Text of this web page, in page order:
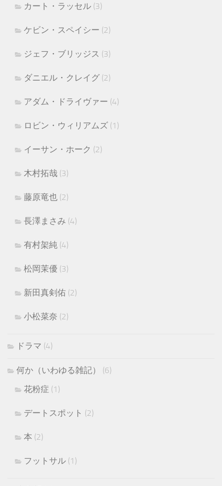
カート・ラッセル (3)
ケビン・スペイシー (2)
ジェフ・ブリッジス (3)
ダニエル・クレイグ (2)
アダム・ドライヴァー (4)
ロビン・ウィリアムズ (1)
イーサン・ホーク (2)
木村拓哉 (3)
藤原竜也 (2)
長澤まさみ (4)
有村架純 (4)
松岡茉優 (3)
新田真剣佑 (2)
小松菜奈 (2)
ドラマ (4)
何か（いわゆる雑記）
(6)
花粉症 (1)
デートスポット (2)
本 (2)
フットサル (1)